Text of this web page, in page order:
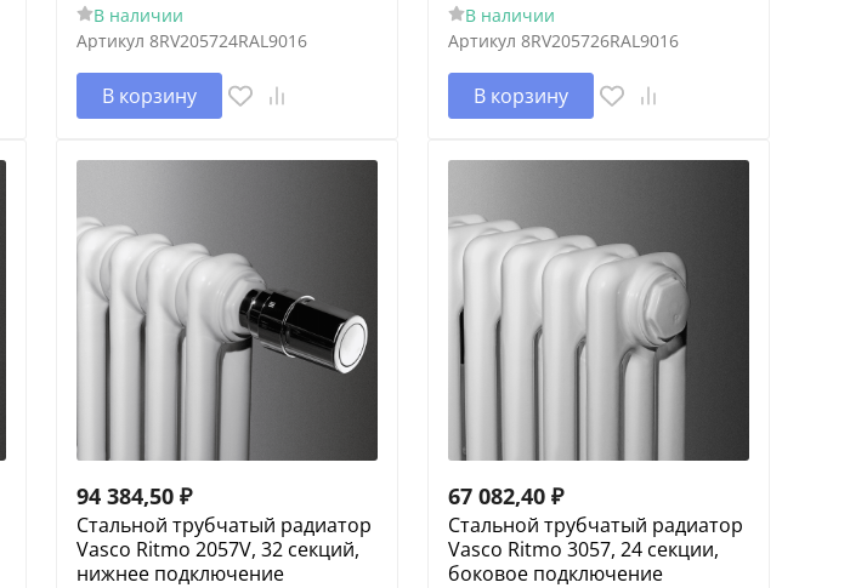
В наличии
Артикул 8RV205724RAL9016
В корзину
В наличии
Артикул 8RV205726RAL9016
В корзину
94 384,50 ₽
Cтальной трубчатый радиатор
Vasco Ritmo 2057V, 32 секций,
нижнее подключение
67 082,40 ₽
Cтальной трубчатый радиатор
Vasco Ritmo 3057, 24 секции,
боковое подключение